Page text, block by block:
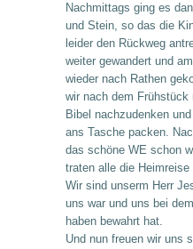
Nachmittags ging es
und Stein, so das die
leider den Rückweg
weiter gewandert und
wieder nach Rathen
wir nach dem
Bibel nachzudenken
ans Tasche packen.
das schöne WE schon
traten alle die Heimreise
Wir sind unserm Herr
uns war und uns bei
haben bewahrt hat.
Und nun freuen wir uns